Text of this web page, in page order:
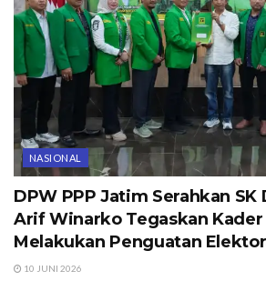
NASIONAL
DPW PPP Jatim Serahkan SK
Arif Winarko Tegaskan Kader
Melakukan Penguatan
10 JUNI 2026